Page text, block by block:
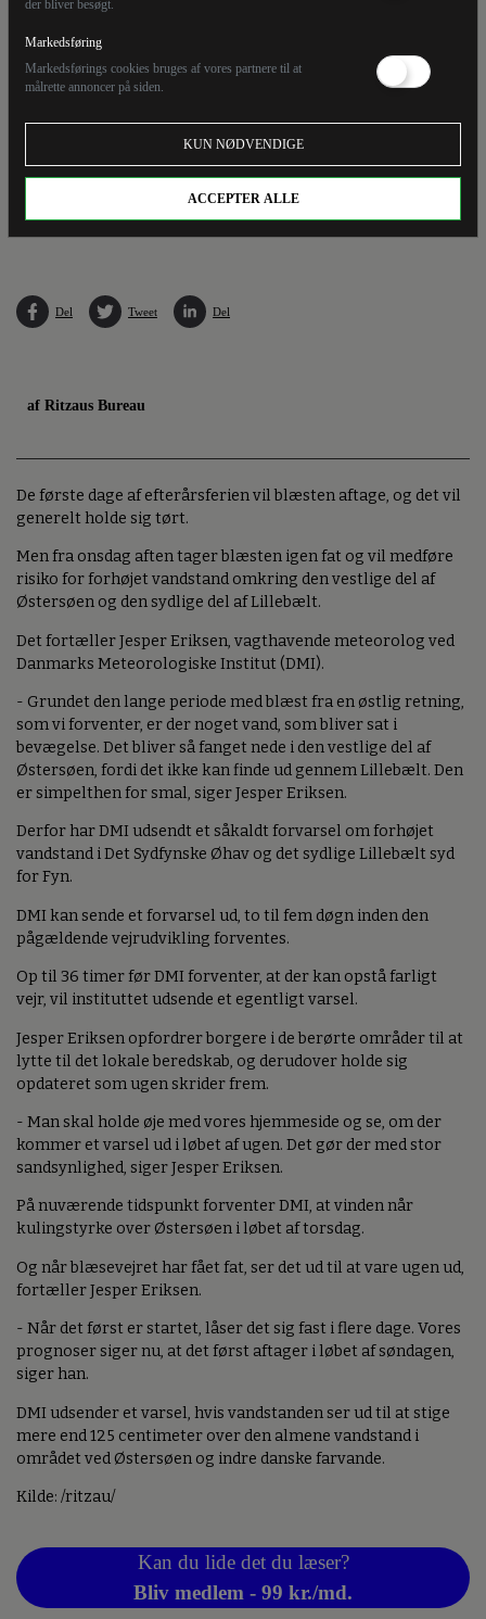
der bliver besøgt.
Markedsføring
Markedsførings cookies bruges af vores partnere til at
målrette annoncer på siden.
KUN NØDVENDIGE
ACCEPTER ALLE
DMI har udsendt et forvarsel om forhøjet vandstand i Det Sydfynske Øhav og det
sydlige Lillebælt syd for Fyn. (Arkivfoto).
Del Tweet Del
af Ritzaus Bureau
De første dage af efterårsferien vil blæsten aftage, og det vil
generelt holde sig tørt.
Men fra onsdag aften tager blæsten igen fat og vil medføre
risiko for forhøjet vandstand omkring den vestlige del af
Østersøen og den sydlige del af Lillebælt.
Det fortæller Jesper Eriksen, vagthavende meteorolog ved
Danmarks Meteorologiske Institut (DMI).
- Grundet den lange periode med blæst fra en østlig retning,
som vi forventer, er der noget vand, som bliver sat i
bevægelse. Det bliver så fanget nede i den vestlige del af
Østersøen, fordi det ikke kan finde ud gennem Lillebælt. Den
er simpelthen for smal, siger Jesper Eriksen.
Derfor har DMI udsendt et såkaldt forvarsel om forhøjet
vandstand i Det Sydfynske Øhav og det sydlige Lillebælt syd
for Fyn.
DMI kan sende et forvarsel ud, to til fem døgn inden den
pågældende vejrudvikling forventes.
Op til 36 timer før DMI forventer, at der kan opstå farligt
vejr, vil instituttet udsende et egentligt varsel.
Jesper Eriksen opfordrer borgere i de berørte områder til at
lytte til det lokale beredskab, og derudover holde sig
opdateret som ugen skrider frem.
- Man skal holde øje med vores hjemmeside og se, om der
kommer et varsel ud i løbet af ugen. Det gør der med stor
sandsynlighed, siger Jesper Eriksen.
På nuværende tidspunkt forventer DMI, at vinden når
kulingstyrke over Østersøen i løbet af torsdag.
Og når blæsevejret har fået fat, ser det ud til at vare ugen ud,
fortæller Jesper Eriksen.
- Når det først er startet, låser det sig fast i flere dage. Vores
prognoser siger nu, at det først aftager i løbet af søndagen,
siger han.
DMI udsender et varsel, hvis vandstanden ser ud til at stige
mere end 125 centimeter over den almene vandstand i
området ved Østersøen og indre danske farvande.
Kilde: /ritzau/
Kan du lide det du læser?
Bliv medlem - 99 kr./md.